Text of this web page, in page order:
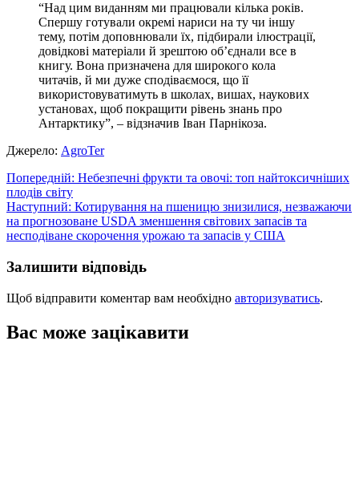
“Над цим виданням ми працювали кілька років.
Спершу готували окремі нариси на ту чи іншу
тему, потім доповнювали їх, підбирали ілюстрації,
довідкові матеріали й зрештою об’єднали все в
книгу. Вона призначена для широкого кола
читачів, й ми дуже сподіваємося, що її
використовуватимуть в школах, вишах, наукових
установах, щоб покращити рівень знань про
Антарктику”, – відзначив Іван Парнікоза.
Джерело: АgroTer
Навігація
записів
Попередній: Небезпечні фрукти та овочі: топ найтоксичніших
плодів світу
Наступний: Котирування на пшеницю знизилися, незважаючи
на прогнозоване USDA зменшення світових запасів та
несподіване скорочення урожаю та запасів у США
Залишити відповідь
Щоб відправити коментар вам необхідно авторизуватись.
Вас може зацікавити